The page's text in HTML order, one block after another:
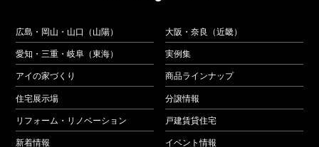
広島・岡山・山口（山陽） 大阪・奈良（近畿）
愛知・三重・岐阜（東海） 実例集
アイの家づくり 商品ラインナップ
住宅展示場 分譲情報
リフォーム・リノベーション 戸建賃貸住宅
新着情報 イベント情報